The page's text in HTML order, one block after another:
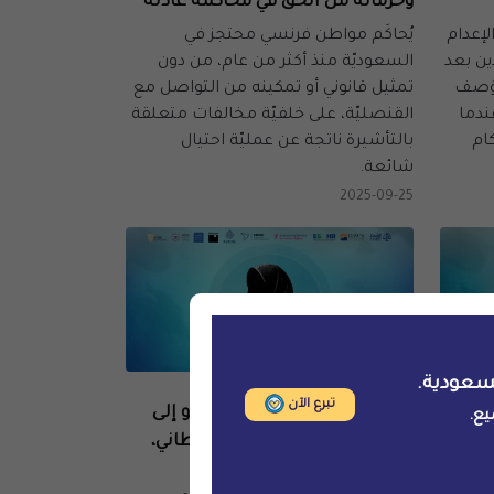
بعد
وُصف
يُحاكَم مواطن فرنسي محتجز في
السعوديّة منذ أكثر من عام، من دون
تمثيل قانوني أو تمكينه من التواصل مع
القنصليّة، على خلفيّة مخالفات متعلقة
بالتأشيرة ناتجة عن عمليّة احتيال
شائعة.
2025-09-25
الرصد والتوثيق
المنظمات غير الحكومية تدعو إلى
الإفراج الفوري عن نورة القحطاني،
تبرع الآن